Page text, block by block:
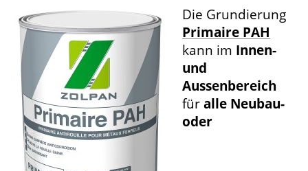
Die Grundierung
Primaire PAH
kann im Innen-
und
Aussenbereich
füralle Neubau-
oder